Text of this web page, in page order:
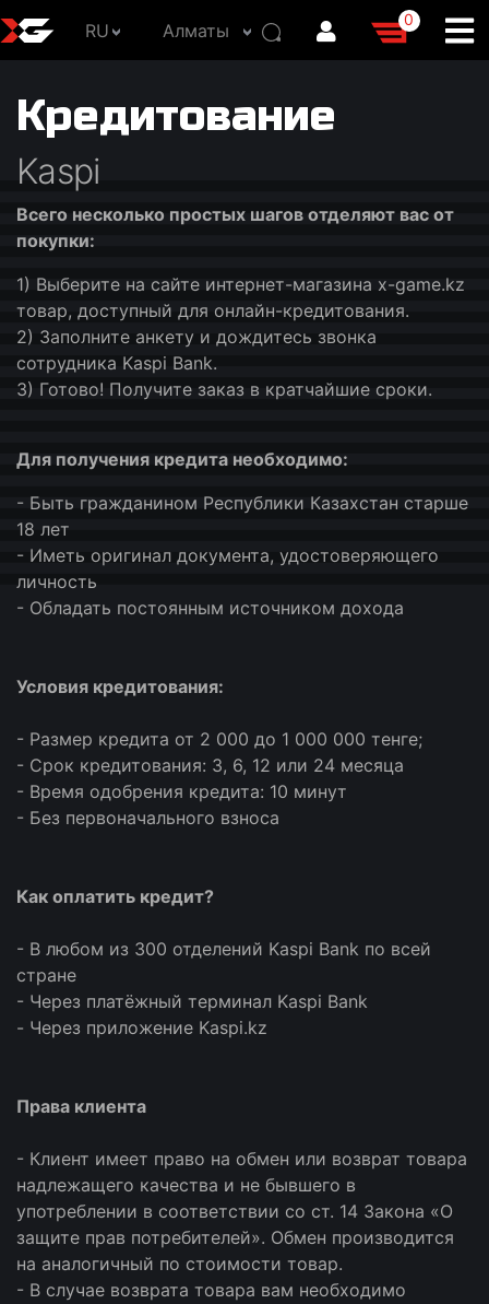
RU Алматы
0
Кредитование
Kaspi
Всего несколько простых шагов отделяют вас от
покупки:
1) Выберите на сайте интернет-магазина x-game.kz
товар, доступный для онлайн-кредитования.
2) Заполните анкету и дождитесь звонка
сотрудника Kaspi Bank.
3) Готово! Получите заказ в кратчайшие сроки.
Для получения кредита необходимо:
- Быть гражданином Республики Казахстан старше
18 лет
- Иметь оригинал документа, удостоверяющего
личность
- Обладать постоянным источником дохода
Условия кредитования:
- Размер кредита от 2 000 до 1 000 000 тенге;
- Срок кредитования: 3, 6, 12 или 24 месяца
- Время одобрения кредита: 10 минут
- Без первоначального взноса
Как оплатить кредит?
- В любом из 300 отделений Kaspi Bank по всей
стране
- Через платёжный терминал Kaspi Bank
- Через приложение Kaspi.kz
Права клиента
- Клиент имеет право на обмен или возврат товара
надлежащего качества и не бывшего в
употреблении в соответствии со ст. 14 Закона «О
защите прав потребителей». Обмен производится
на аналогичный по стоимости товар.
- В случае возврата товара вам необходимо